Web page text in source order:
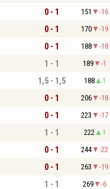
0 - 1 151 -16
0 - 1 170 -19
0 - 1 188 -18
1 - 1 189 -1
1,5 - 1,5 188 1
0 - 1 206 -18
0 - 1 223 -17
1 - 1 222 1
0 - 1 244 -22
0 - 1 263 -19
1 - 1 269 -6